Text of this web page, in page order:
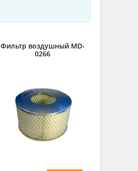
Фильтр воздушный MD-
0266